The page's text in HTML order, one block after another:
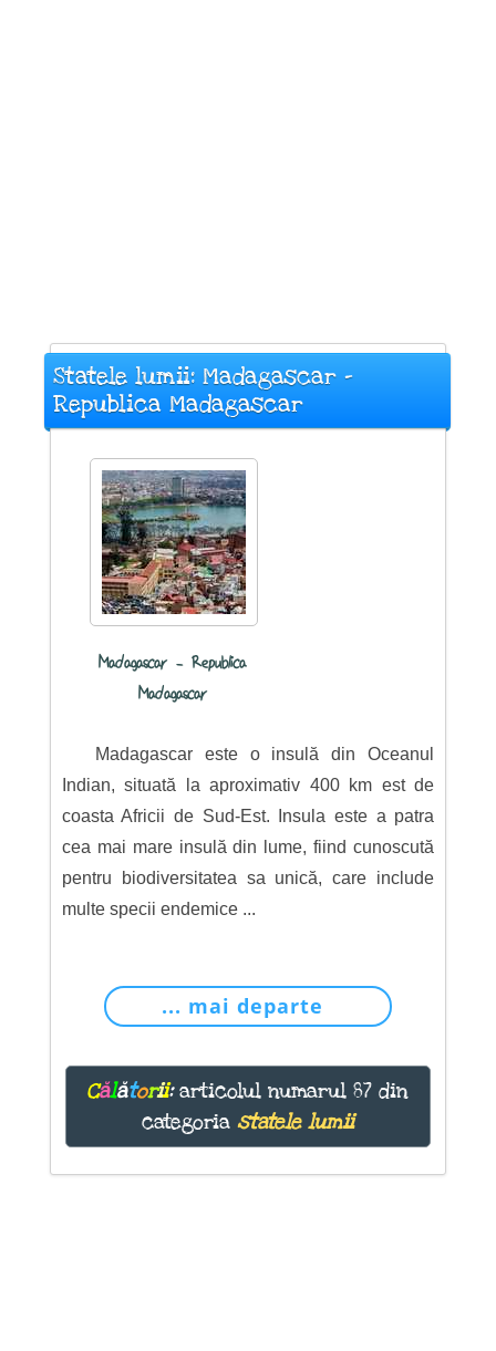
Statele lumii: Madagascar -
Republica Madagascar
Madagascar - Republica
Madagascar
Madagascar este o insulă din Oceanul
Indian, situată la aproximativ 400 km est de
coasta Africii de Sud-Est. Insula este a patra
cea mai mare insulă din lume, fiind cunoscută
pentru biodiversitatea sa unică, care include
multe specii endemice ...
... mai departe
Călătorii:articolul numarul 87 din
categoria statele lumii